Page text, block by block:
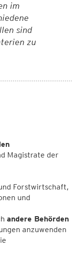
im
sind
zu
Magistrate der
Forstwirtschaft,
und
andere Behörden
anzuwenden